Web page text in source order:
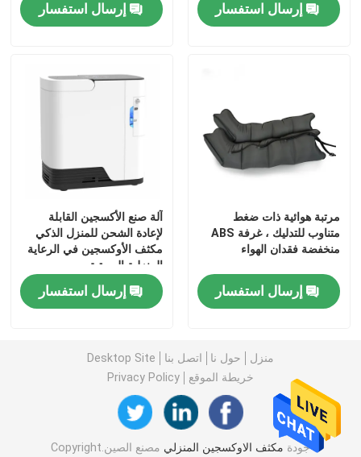
منتجات
معلومات عنا
إرسال استفسار إرسال استفسار
مرتبة هوائية ذات ضغط
متناوب للتدليك ، غرفة ABS
منخفضة فقدان الهواء
إرسال استفسار
آلة صنع الأكسجين القابلة
لإعادة الشحن للمنزل الذكي
مكثف الأوكسجين في الرعاية
المنزلية الصوتية
إرسال استفسار
منزل حول نا اتصل بنا
Desktop Site
خريطة الموقع
Privacy Policy
جودة مكثف الاوكسجين المنزلي مصنع الصين.Copyright